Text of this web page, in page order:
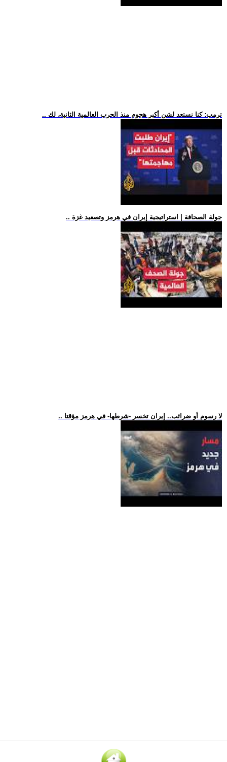
.. ترمب: كنا نستعد لشن أكبر هجوم منذ الحرب العالمية الثانية، لك
.. جولة الصحافة | استراتيجية إيران في هرمز وتصعيد غزة
.. لا رسوم أو ضرائب.. إيران تخسر -شرطها- في هرمز مؤقتا